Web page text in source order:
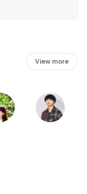
View more